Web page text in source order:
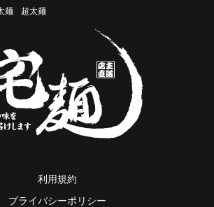
麺 超太麺
利用規約
プライバシーポリシー